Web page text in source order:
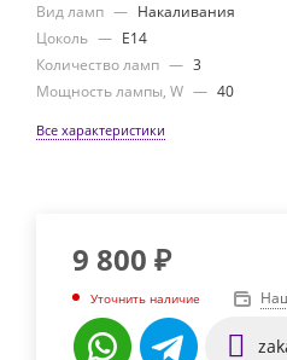
Вид ламп — Накаливания
Цоколь — E14
Количество ламп — 3
Мощность лампы, W — 40
Все характеристики
9 800 ₽
Уточнить наличие